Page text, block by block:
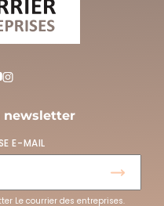
newsletter
E-MAIL
Le courrier des entreprises.